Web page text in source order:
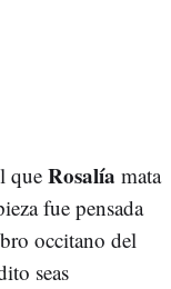
queRosalía mata
fue pensada
occitano del
seas